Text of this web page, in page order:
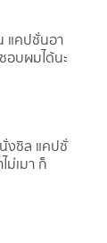
แคปชั่นอา
อบผมได้นะ
งชิล แคปชั่
ม่เมา ก็